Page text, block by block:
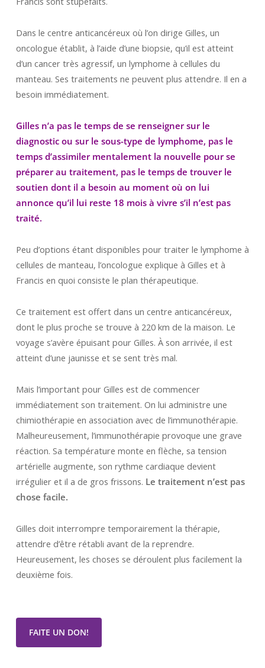
Dans le centre anticancéreux où l’on dirige Gilles, un
oncologue établit, à l’aide d’une biopsie, qu’il est atteint
d’un cancer très agressif, un lymphome à cellules du
manteau. Ses traitements ne peuvent plus attendre. Il en a
besoin immédiatement.
Gilles n’a pas le temps de se renseigner sur le
diagnostic ou sur le sous-type de lymphome, pas le
temps d’assimiler mentalement la nouvelle pour se
préparer au traitement, pas le temps de trouver le
soutien dont il a besoin au moment où on lui
annonce qu’il lui reste 18 mois à vivre s’il n’est pas
traité.
Peu d’options étant disponibles pour traiter le lymphome à
cellules de manteau, l’oncologue explique à Gilles et à
Francis en quoi consiste le plan thérapeutique.
Ce traitement est offert dans un centre anticancéreux,
dont le plus proche se trouve à 220 km de la maison. Le
voyage s’avère épuisant pour Gilles. À son arrivée, il est
atteint d’une jaunisse et se sent très mal.
Mais l’important pour Gilles est de commencer
immédiatement son traitement. On lui administre une
chimiothérapie en association avec de l’immunothérapie.
Malheureusement, l’immunothérapie provoque une grave
réaction. Sa température monte en flèche, sa tension
artérielle augmente, son rythme cardiaque devient
irrégulier et il a de gros frissons. Le traitement n’est pas
chose facile.
Gilles doit interrompre temporairement la thérapie,
attendre d’être rétabli avant de la reprendre.
Heureusement, les choses se déroulent plus facilement la
deuxième fois.
FAITE UN DON!